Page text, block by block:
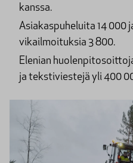
kanssa.
Asiakaspuheluita 14 000
vikailmoituksia 3 800.
Elenian
ja tekstiviestejä yli 400